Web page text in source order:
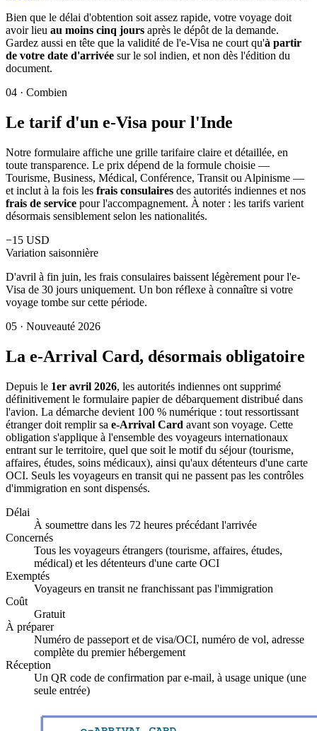
Bien que le délai d'obtention soit assez rapide, votre voyage doit
avoir lieu au moins cinq jours après le dépôt de la demande.
Gardez aussi en tête que la validité de l'e-Visa ne court qu'à partir
de votre date d'arrivée sur le sol indien, et non dès l'édition du
document.
04 · Combien
Le tarif d'un e-Visa pour l'Inde
Notre formulaire affiche une grille tarifaire claire et détaillée, en
toute transparence. Le prix dépend de la formule choisie —
Tourisme, Business, Médical, Conférence, Transit ou Alpinisme —
et inclut à la fois les frais consulaires des autorités indiennes et nos
frais de service pour l'accompagnement. À noter : les tarifs varient
désormais sensiblement selon les nationalités.
−15 USD
Variation saisonnière
D'avril à fin juin, les frais consulaires baissent légèrement pour l'e-
Visa de 30 jours uniquement. Un bon réflexe à connaître si votre
voyage tombe sur cette période.
05 · Nouveauté 2026
La e-Arrival Card, désormais obligatoire
Depuis le 1er avril 2026, les autorités indiennes ont supprimé
définitivement le formulaire papier de débarquement distribué dans
l'avion. La démarche devient 100 % numérique : tout ressortissant
étranger doit remplir sa e-Arrival Card avant son voyage. Cette
obligation s'applique à l'ensemble des voyageurs internationaux
entrant sur le territoire, quel que soit le motif du séjour (tourisme,
affaires, études, soins médicaux), ainsi qu'aux détenteurs d'une carte
OCI. Seuls les voyageurs en transit qui ne passent pas les contrôles
d'immigration en sont dispensés.
Délai
À soumettre dans les 72 heures précédant l'arrivée
Concernés
Tous les voyageurs étrangers (tourisme, affaires, études,
médical) et les détenteurs d'une carte OCI
Exemptés
Voyageurs en transit ne franchissant pas l'immigration
Coût
Gratuit
À préparer
Numéro de passeport et de visa/OCI, numéro de vol, adresse
complète du premier hébergement
Réception
Un QR code de confirmation par e-mail, à usage unique (une
seule entrée)